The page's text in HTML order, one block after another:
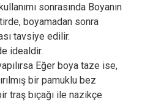
sonrasında Boyanın
boyamadan sonra
tavsiye edilir.
idealdir.
Eğer boya taze ise,
bir pamuklu bez
traş bıçağı ile nazikçe